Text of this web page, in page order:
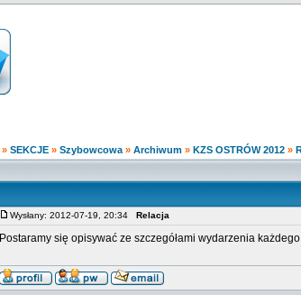
» SEKCJE » Szybowcowa » Archiwum » KZS OSTRÓW 2012 »
Wysłany: 2012-07-19, 20:34 Relacja
Postaramy się opisywać ze szczegółami wydarzenia